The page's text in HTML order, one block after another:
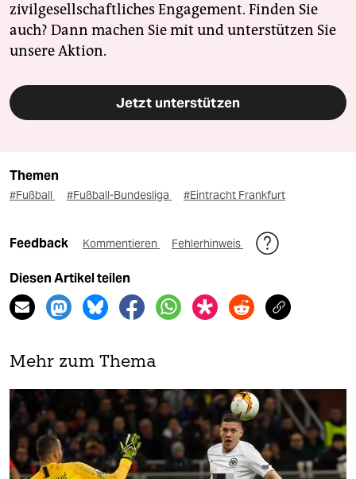
zivilgesellschaftliches Engagement. Finden Sie
auch? Dann machen Sie mit und unterstützen Sie
unsere Aktion.
Jetzt unterstützen
Themen
#Fußball #Fußball-Bundesliga #Eintracht Frankfurt
Feedback Kommentieren Fehlerhinweis
Diesen Artikel teilen
Mehr zum Thema